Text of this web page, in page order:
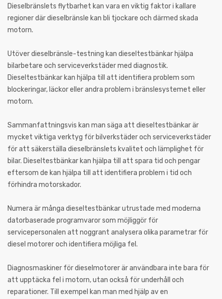
Dieselbränslets flytbarhet kan vara en viktig faktor i kallare
regioner där dieselbränsle kan bli tjockare och därmed skada
motorn.
Utöver dieselbränsle-testning kan dieseltestbänkar hjälpa
bilarbetare och serviceverkstäder med diagnostik.
Dieseltestbänkar kan hjälpa till att identifiera problem som
blockeringar, läckor eller andra problem i bränslesystemet eller
motorn.
Sammanfattningsvis kan man säga att dieseltestbänkar är
mycket viktiga verktyg för bilverkstäder och serviceverkstäder
för att säkerställa dieselbränslets kvalitet och lämplighet för
bilar. Dieseltestbänkar kan hjälpa till att spara tid och pengar
eftersom de kan hjälpa till att identifiera problem i tid och
förhindra motorskador.
Numera är många dieseltestbänkar utrustade med moderna
datorbaserade programvaror som möjliggör för
servicepersonalen att noggrant analysera olika parametrar för
diesel motorer och identifiera möjliga fel.
Diagnosmaskiner för dieselmotorer är användbara inte bara för
att upptäcka fel i motorn, utan också för underhåll och
reparationer. Till exempel kan man med hjälp av en